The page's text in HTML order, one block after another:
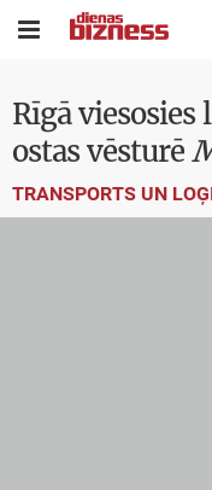

Rīgā
ostas vēsturē
TRANSPORTS UN